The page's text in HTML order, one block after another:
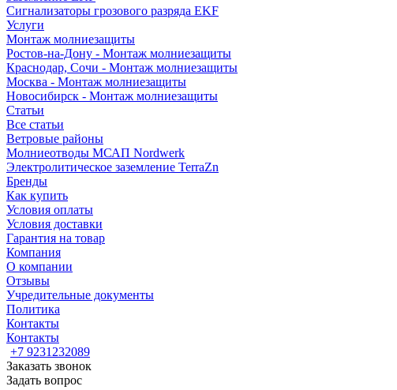
Сигнализаторы грозового разряда EKF
Услуги
Монтаж молниезащиты
Ростов-на-Дону - Монтаж молниезащиты
Краснодар, Сочи - Монтаж молниезащиты
Москва - Монтаж молниезащиты
Новосибирск - Монтаж молниезащиты
Статьи
Все статьи
Ветровые районы
Молниеотводы МСАП Nordwerk
Электролитическое заземление TerraZn
Бренды
Как купить
Условия оплаты
Условия доставки
Гарантия на товар
Компания
О компании
Отзывы
Учредительные документы
Политика
Контакты
Контакты
+7 9231232089
Заказать звонок
Задать вопрос